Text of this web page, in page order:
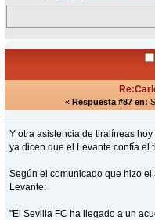
« Respuesta #87 en:
Y otra asistencia de tiralíneas
ya dicen que el Levante confía el
Según el comunicado que hizo
Levante:
"El Sevilla FC ha llegado a un